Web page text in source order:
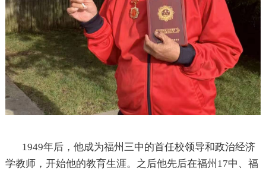
1949年后，他成为福州三中的首任校领导和政治经济
学教师，开始他的教育生涯。之后他先后在福州17中、福